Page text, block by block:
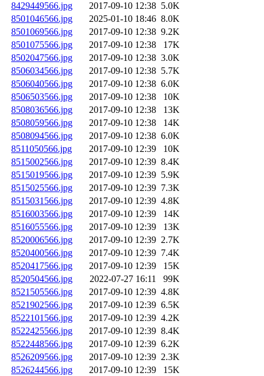
8429449566.jpg
2017-09-10 12:38 5.0K
8501046566.jpg
2025-01-10 18:46 8.0K
8501069566.jpg
2017-09-10 12:38 9.2K
8501075566.jpg
2017-09-10 12:38
17K
8502047566.jpg
2017-09-10 12:38 3.0K
8506034566.jpg
2017-09-10 12:38 5.7K
8506040566.jpg
2017-09-10 12:38 6.0K
8506503566.jpg
2017-09-10 12:38
10K
8508036566.jpg
2017-09-10 12:38
13K
8508059566.jpg
2017-09-10 12:38
14K
8508094566.jpg
2017-09-10 12:38 6.0K
8511050566.jpg
2017-09-10 12:39
10K
8515002566.jpg
2017-09-10 12:39 8.4K
8515019566.jpg
2017-09-10 12:39 5.9K
8515025566.jpg
2017-09-10 12:39 7.3K
8515031566.jpg
2017-09-10 12:39 4.8K
8516003566.jpg
2017-09-10 12:39
14K
8516055566.jpg
2017-09-10 12:39
13K
8520006566.jpg
2017-09-10 12:39 2.7K
8520400566.jpg
2017-09-10 12:39 7.4K
8520417566.jpg
2017-09-10 12:39
15K
8520504566.jpg
2022-07-27 16:11
99K
8521505566.jpg
2017-09-10 12:39 4.8K
8521902566.jpg
2017-09-10 12:39 6.5K
8522101566.jpg
2017-09-10 12:39 4.2K
8522425566.jpg
2017-09-10 12:39 8.4K
8522448566.jpg
2017-09-10 12:39 6.2K
8526209566.jpg
2017-09-10 12:39 2.3K
8526244566.jpg
2017-09-10 12:39
15K